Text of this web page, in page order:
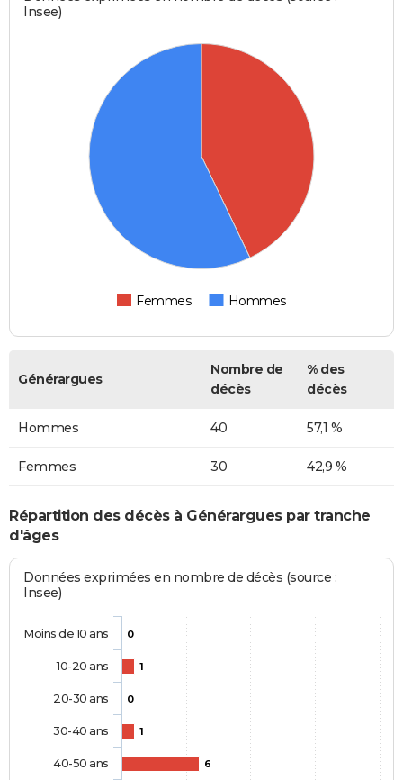
Insee)
Femmes Hommes
Générargues
Nombre de
décès
% des
décès
Hommes 40 57,1 %
Femmes 30 42,9 %
Répartition des décès à Générargues par tranche
d'âges
Données exprimées en nombre de décès (source :
Insee)
0
1
0
1
6
Moins de 10 ans
10-20 ans
20-30 ans
30-40 ans
40-50 ans